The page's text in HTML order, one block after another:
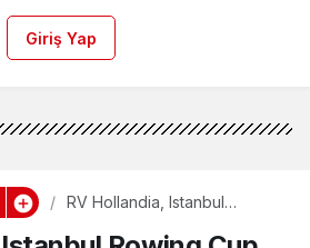
Giriş Yap
RV Hollandia, Istanbul
şampiyon oldu